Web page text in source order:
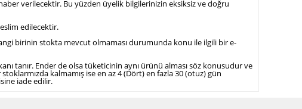
verilecektir. Bu yüzden üyelik bilgilerinizin eksiksiz ve doğru
edilecektir.
birinin stokta mevcut olmaması durumunda konu ile ilgili bir e-
tanır. Ender de olsa tüketicinin aynı ürünü alması söz konusudur ve
kalmamış ise en az 4 (Dört) en fazla 30 (otuz) gün
iade edilir.